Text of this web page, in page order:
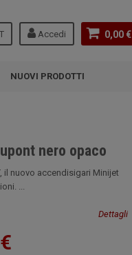
0,00 €
Accedi
NUOVI PRODOTTI
nero opaco
il nuovo accendisigari Minijet
...
Dettagli